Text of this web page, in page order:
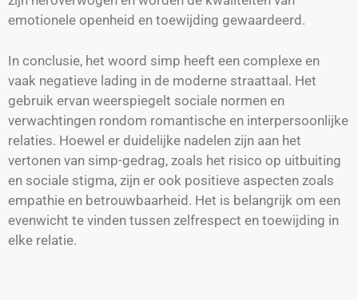
emotionele openheid en toewijding gewaardeerd.
In conclusie, het woord simp heeft een complexe en
vaak negatieve lading in de moderne straattaal. Het
gebruik ervan weerspiegelt sociale normen en
verwachtingen rondom romantische en interpersoonlijke
relaties. Hoewel er duidelijke nadelen zijn aan het
vertonen van simp-gedrag, zoals het risico op uitbuiting
en sociale stigma, zijn er ook positieve aspecten zoals
empathie en betrouwbaarheid. Het is belangrijk om een
evenwicht te vinden tussen zelfrespect en toewijding in
elke relatie.